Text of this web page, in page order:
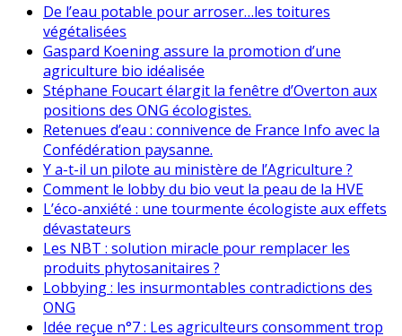
De l’eau potable pour arroser…les toitures
végétalisées
Gaspard Koening assure la promotion d’une
agriculture bio idéalisée
Stéphane Foucart élargit la fenêtre d’Overton aux
positions des ONG écologistes.
Retenues d’eau : connivence de France Info avec la
Confédération paysanne.
Y a-t-il un pilote au ministère de l’Agriculture ?
Comment le lobby du bio veut la peau de la HVE
L’éco-anxiété : une tourmente écologiste aux effets
dévastateurs
Les NBT : solution miracle pour remplacer les
produits phytosanitaires ?
Lobbying : les insurmontables contradictions des
ONG
Idée reçue n°7 : Les agriculteurs consomment trop